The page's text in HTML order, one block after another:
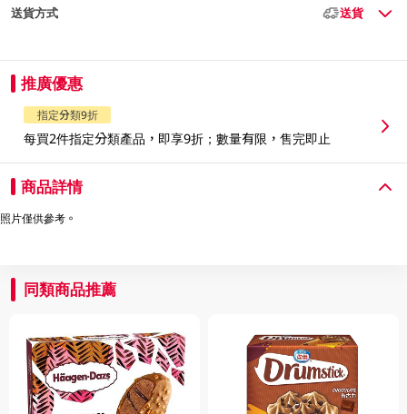
送貨方式 送貨
推廣優惠
指定分類9折
每買2件指定分類產品，即享9折；數量有限，售完即止
商品詳情
照片僅供參考。
同類商品推薦